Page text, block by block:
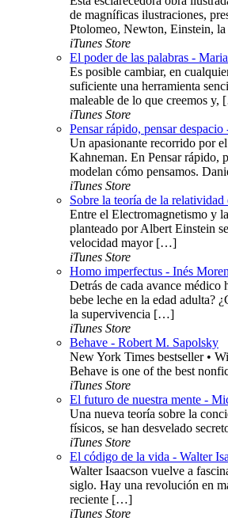
de magníficas ilustraciones,
Ptolomeo, Newton, Einstein,
iTunes Store
El poder de las palabras -
Es posible cambiar, en
suficiente una herramienta
maleable de lo que creemos
iTunes Store
Pensar rápido, pensar
Un apasionante recorrido por
Kahneman. En Pensar rápido,
modelan cómo pensamos.
iTunes Store
Sobre la teoría de la
Entre el Electromagnetismo y
planteado por Albert Einstein
velocidad mayor […]
iTunes Store
Homo imperfectus - Inés
Detrás de cada avance
bebe leche en la edad adulta?
la supervivencia […]
iTunes Store
Behave - Robert M. Sapolsky
New York Times bestseller •
Behave is one of the best
iTunes Store
El futuro de nuestra mente -
Una nueva teoría sobre la
físicos, se han desvelado
iTunes Store
El código de la vida - Walter
Walter Isaacson vuelve a
siglo. Hay una revolución en
reciente […]
iTunes Store